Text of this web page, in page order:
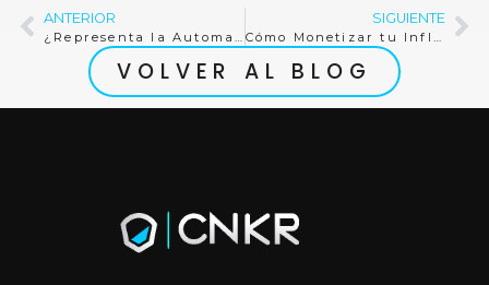
ANTERIOR
¿Representa la Automatización IA una amenaza para el SaaS? Una mirada al futuro empresarial.
SIGUIENTE
Cómo Monetizar tu Influencia como Nano Influencer
VOLVER AL BLOG